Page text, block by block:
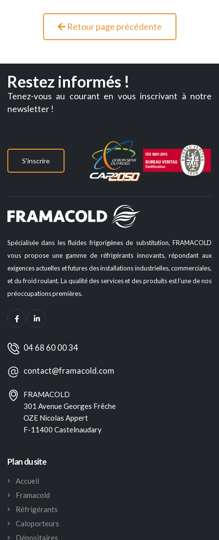
Retour page précédente
Restez informés !
Tenez-vous au courant en vous inscrivant à notre
newsletter !
S'inscrire
Spécialisée dans les fluides frigorigènes de substitution, FRAMACOLD
vous propose une gamme de réfrigérants innovants, répondant aux
exigences actuelles et futures des installations industrielles, commerciales,
et du froid roulant. La qualité des services et des produits est l’une de nos
préoccupations premières.
04 68 60 00 34
contact@framacold.com
FRAMACOLD
301 Avenue Georges Frêche
OZE Nicolas Appert
F-11400 Castelnaudary
Plan du site
Accueil
Framacold
Réfrigérants
Caloporteurs
Dépositaires